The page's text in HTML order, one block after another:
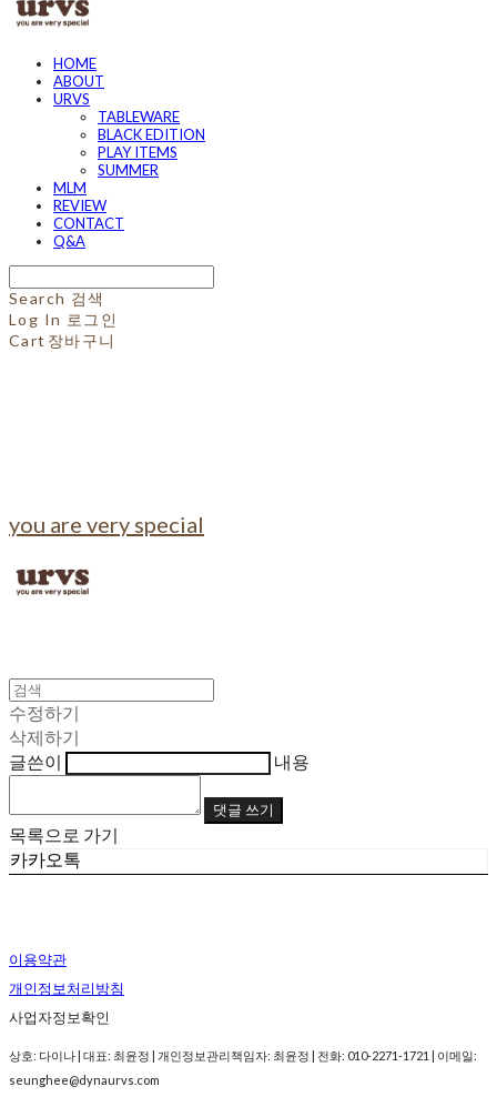
HOME
ABOUT
URVS
TABLEWARE
BLACK EDITION
PLAY ITEMS
SUMMER
MLM
REVIEW
CONTACT
Q&A
Search 검색
Log In 로그인
Cart 장바구니
you are very special
수정하기
삭제하기
글쓴이
내용
댓글 쓰기
목록으로 가기
카카오톡
이용약관
개인정보처리방침
사업자정보확인
상호: 다이나 | 대표: 최윤정 | 개인정보관리책임자: 최윤정 | 전화: 010-2271-1721 | 이메일:
seunghee@dynaurvs.com